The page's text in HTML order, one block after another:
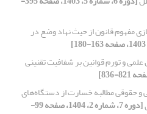
مفهوم قانون از حیث نهاد وضع در
علمی و تورم قوانین بر شفافیت تقنینی
و حقوقی مطالبه خسارت از دستگاه‌های
[دوره 7، شماره 2، 1404، صفحه 99-